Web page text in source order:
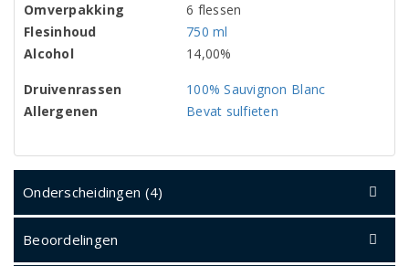
Omverpakking
6 flessen
Flesinhoud
750 ml
Alcohol
14,00%
Druivenrassen
100% Sauvignon Blanc
Allergenen
Bevat sulfieten
Onderscheidingen (4)
Beoordelingen